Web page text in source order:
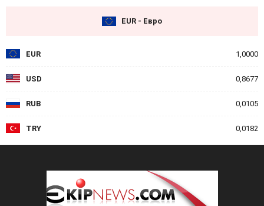
EUR - Евро
EUR 1,0000
USD 0,8677
RUB 0,0105
TRY 0,0182